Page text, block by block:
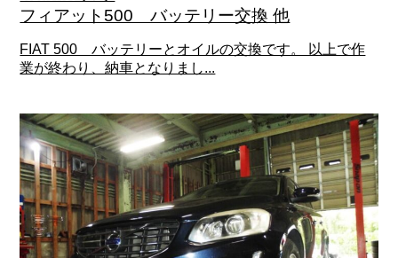
フィアット500 バッテリー交換 他
FIAT 500 バッテリーとオイルの交換です。 以上で作
業が終わり、納車となりまし...